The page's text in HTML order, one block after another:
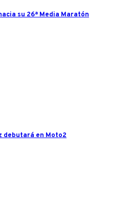
su 26ª Media Maratón
debutará en Moto2